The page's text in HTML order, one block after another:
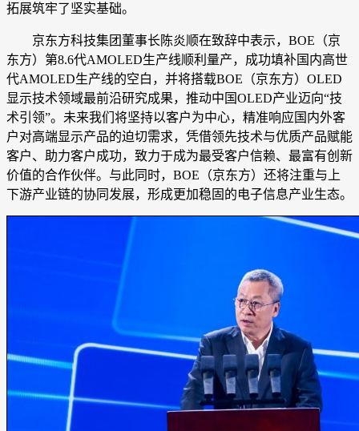
拓展筑牢了坚实基础。
京东方科技集团董事长陈炎顺在致辞中表示，BOE（京
东方）第8.6代AMOLED生产线顺利量产，成功填补国内高世
代AMOLED生产线的空白，并将搭载BOE（京东方）OLED
显示技术领域最前沿研究成果，推动中国OLED产业迈向“技
术引领”。未来我们将坚持以客户为中心，精准响应国内外客
户对高端显示产品的迫切需求，凭借领先技术与优质产品赋能
客户、助力客户成功，致力于成为最受客户信赖、最富有创新
价值的合作伙伴。与此同时，BOE（京东方）还将注重与上
下游产业链的协同发展，形成更加稳固的电子信息产业生态。